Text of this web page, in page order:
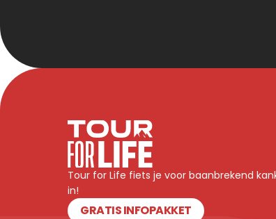
Tour for Life fiets je voor baanbrekend
in!
GRATIS INFOPAKKET